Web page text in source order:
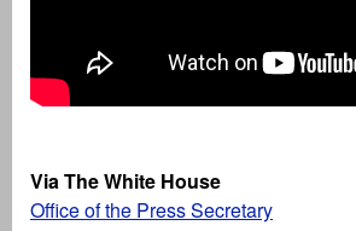
Via The White House
Office of the Press Secretary